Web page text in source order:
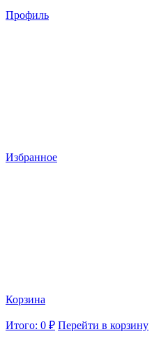
Профиль
Избранное
Корзина
Итого: 0 ₽ Перейти в корзину